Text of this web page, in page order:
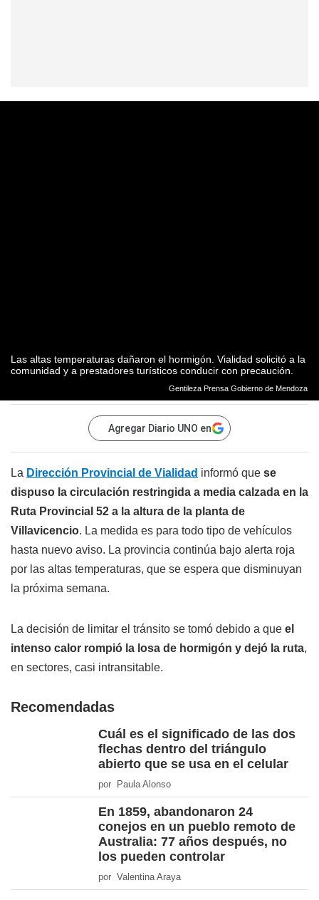
Las altas temperaturas dañaron el hormigón. Vialidad solicitó a la
comunidad y a prestadores turísticos conducir con precaución.
Gentileza Prensa Gobierno de Mendoza
Agregar Diario UNO en
La Dirección Provincial de Vialidad informó que se
dispuso la circulación restringida a media calzada en la
Ruta Provincial 52 a la altura de la planta de
Villavicencio. La medida es para todo tipo de vehículos
hasta nuevo aviso. La provincia continúa bajo alerta roja
por las altas temperaturas, que se espera que disminuyan
la próxima semana.
La decisión de limitar el tránsito se tomó debido a que el
intenso calor rompió la losa de hormigón y dejó la ruta,
en sectores, casi intransitable.
Recomendadas
Cuál es el significado de las dos
flechas dentro del triángulo
abierto que se usa en el celular
por Paula Alonso
En 1859, abandonaron 24
conejos en un pueblo remoto de
Australia: 77 años después, no
los pueden controlar
por Valentina Araya